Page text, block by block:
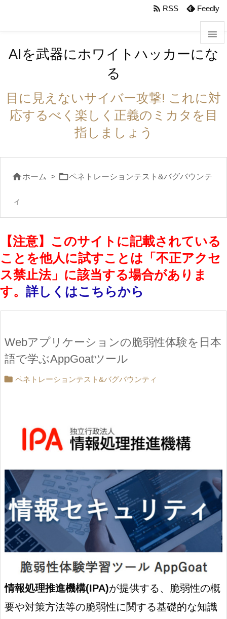



サイ


 RSS Feedly
AIを武器にホワイトハッカーにな
る
目に見えないサイバー攻撃! これに対
応するべく楽しく正義のミカタを目
指しましょう
ホーム > ペネトレーションテスト&バグバウンテ
ィ
【注意】このサイトに記載されている
ことを他人に試すことは「不正アクセ
ス禁止法」に該当する場合がありま
す。 詳しくはこちらから
Webアプリケーションの脆弱性体験を日本
語で学ぶAppGoatツール
 ペネトレーションテスト&バグバウンティ
情報処理推進機構(IPA)が提供する、脆弱性の概
要や対策方法等の脆弱性に関する基礎的な知識